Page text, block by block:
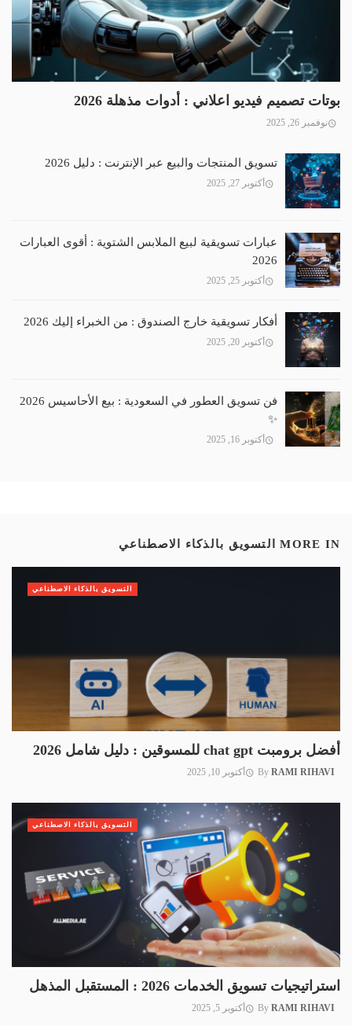
بوتات تصميم فيديو اعلاني : أدوات مذهلة 2026
نوفمبر 26, 2025
تسويق المنتجات والبيع عبر الإنترنت : دليل 2026
أكتوبر 27, 2025
عبارات تسويقية لبيع الملابس الشتوية : أقوى العبارات
2026
أكتوبر 25, 2025
أفكار تسويقية خارج الصندوق : من الخبراء إليك 2026
أكتوبر 20, 2025
فن تسويق العطور في السعودية : بيع الأحاسيس 2026
✨️
أكتوبر 16, 2025
MORE IN التسويق بالذكاء الاصطناعي
أفضل برومبت chat gpt للمسوقين : دليل شامل 2026
By RAMI RIHAVI أكتوبر 10, 2025
التسويق بالذكاء الاصطناعي
استراتيجيات تسويق الخدمات 2026 : المستقبل المذهل
By RAMI RIHAVI أكتوبر 5, 2025
التسويق بالذكاء الاصطناعي